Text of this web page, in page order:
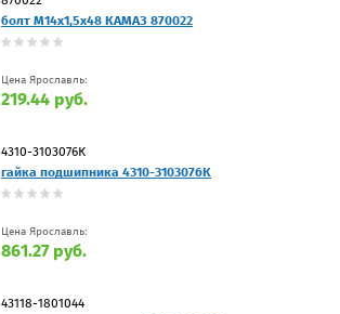
болт М14х1,5х48 КАМАЗ 870022
Цена Ярославль:
219.44 руб.
4310-3103076К
гайка подшипника 4310-3103076К
Цена Ярославль:
861.27 руб.
43118-1801044